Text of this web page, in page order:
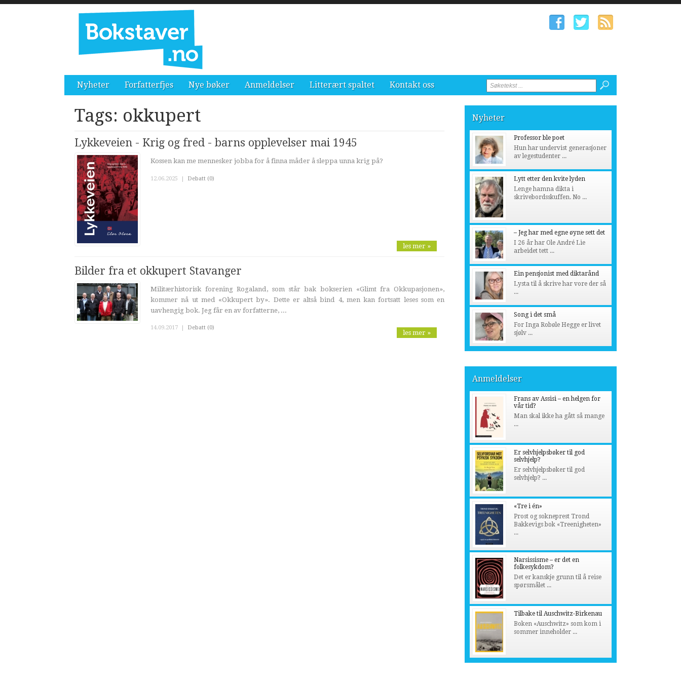
Nyheter Forfatterfjes Nye bøker Anmeldelser Litterært spaltet Kontakt oss
Tags: okkupert
Lykkeveien - Krig og fred - barns opplevelser mai 1945
Kossen kan me mennesker jobba for å finna måder å sleppa unna krig på?
12.06.2025 | Debatt (0)
les mer »
Bilder fra et okkupert Stavanger
Militærhistorisk forening Rogaland, som står bak bokserien «Glimt fra Okkupasjonen»,
kommer nå ut med «Okkupert by». Dette er altså bind 4, men kan fortsatt leses som en
uavhengig bok. Jeg får en av forfatterne, ...
14.09.2017 Debatt (0)
les mer »
Nyheter
Professor ble poet
Hun har undervist generasjoner
av legestudenter ...
Lytt etter den kvite lyden
Lenge hamna dikta i
skrivebordsskuffen. No ...
– Jeg har med egne øyne sett det
I 26 år har Ole André Lie
arbeidet tett ...
Ein pensjonist med diktarånd
Lysta til å skrive har vore der så
...
Song i det små
For Inga Robøle Hegge er livet
sjølv ...
Anmeldelser
Frans av Assisi – en helgen for
vår tid?
Man skal ikke ha gått så mange
...
Er selvhjelpsbøker til god
selvhjelp?
Er selvhjelpsbøker til god
selvhjelp? ...
«Tre i én»
Prost og sokneprest Trond
Bakkevigs bok «Treenigheten»
...
Narsissisme – er det en
folkesykdom?
Det er kanskje grunn til å reise
spørsmålet ...
Tilbake til Auschwitz-Birkenau
Boken «Auschwitz» som kom i
sommer inneholder ...